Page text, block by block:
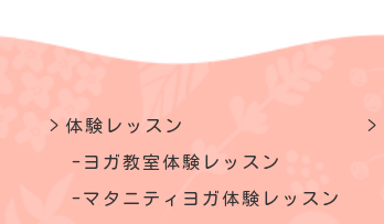
体験レッスン
ヨガ教室体験レッスン
マタニティヨガ体験レッスン